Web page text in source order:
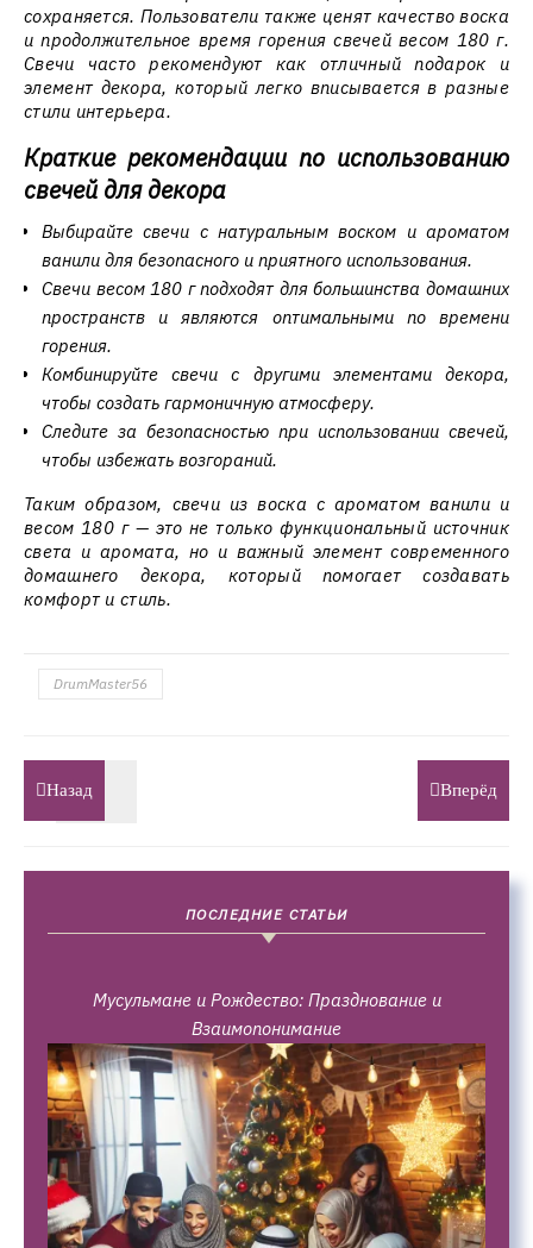
сохраняется. Пользователи также ценят качество воска
и продолжительное время горения свечей весом 180 г.
Свечи часто рекомендуют как отличный подарок и
элемент декора, который легко вписывается в разные
стили интерьера.
Краткие рекомендации по использованию
свечей для декора
Выбирайте свечи с натуральным воском и ароматом
ванили для безопасного и приятного использования.
Свечи весом 180 г подходят для большинства домашних
пространств и являются оптимальными по времени
горения.
Комбинируйте свечи с другими элементами декора,
чтобы создать гармоничную атмосферу.
Следите за безопасностью при использовании свечей,
чтобы избежать возгораний.
Таким образом, свечи из воска с ароматом ванили и
весом 180 г — это не только функциональный источник
света и аромата, но и важный элемент современного
домашнего декора, который помогает создавать
комфорт и стиль.
DrumMaster56
Назад Вперёд
ПОСЛЕДНИЕ СТАТЬИ
Мусульмане и Рождество: Празднование и
Взаимопонимание